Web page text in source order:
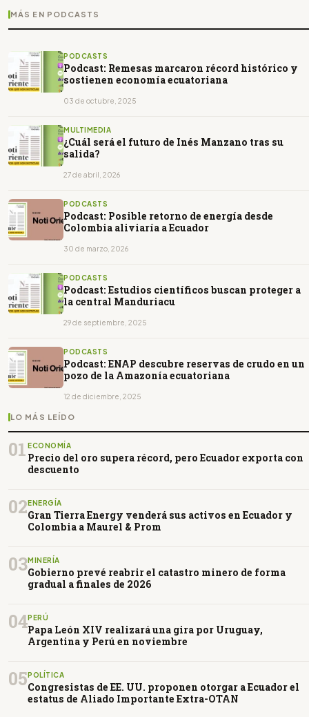
MÁS EN PODCASTS
PODCASTS
Podcast: Remesas marcaron récord histórico y
sostienen economía ecuatoriana
03 de octubre, 2025
MULTIMEDIA
¿Cuál será el futuro de Inés Manzano tras su
salida?
27 de abril, 2026
PODCASTS
Podcast: Posible retorno de energía desde
Colombia aliviaría a Ecuador
30 de marzo, 2026
PODCASTS
Podcast: Estudios científicos buscan proteger a
la central Manduriacu
29 de septiembre, 2025
PODCASTS
Podcast: ENAP descubre reservas de crudo en un
pozo de la Amazonía ecuatoriana
12 de diciembre, 2025
LO MÁS LEÍDO
01 ECONOMÍA
Precio del oro supera récord, pero Ecuador exporta con
descuento
02 ENERGÍA
Gran Tierra Energy venderá sus activos en Ecuador y
Colombia a Maurel & Prom
03MINERÍA
Gobierno prevé reabrir el catastro minero de forma
gradual a finales de 2026
04PERÚ
Papa León XIV realizará una gira por Uruguay,
Argentina y Perú en noviembre
05 POLÍTICA
Congresistas de EE. UU. proponen otorgar a Ecuador el
estatus de Aliado Importante Extra-OTAN